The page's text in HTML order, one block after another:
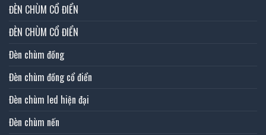
ĐÈN CHÙM CỔ ĐIỂN
ĐÈN CHÙM CỔ ĐIỂN
Đèn chùm đồng
Đèn chùm đồng cổ điển
Đèn chùm led hiện đại
Đèn chùm nến